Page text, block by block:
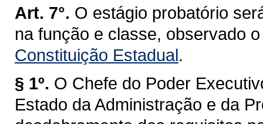
Art. 7°. O estágio probatório
na função e classe, observado
Constituição Estadual.
§ 1º. O Chefe do Poder
Estado da Administração e da